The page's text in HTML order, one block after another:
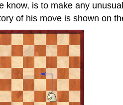
know, is to make any
of his move is shown on